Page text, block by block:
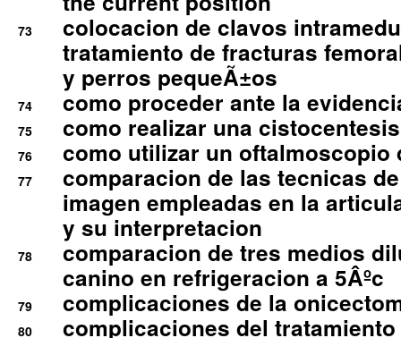
73
colocacion de clavos
tratamiento de fracturas
y perros pequeÃ±os
74 como proceder ante la
75 como realizar una
76 como utilizar un oftalmoscopio
77
comparacion de las tecnicas
imagen empleadas en la
y su interpretacion
78
comparacion de tres medios
canino en refrigeracion a 5Âºc
79 complicaciones de la
80
complicaciones del